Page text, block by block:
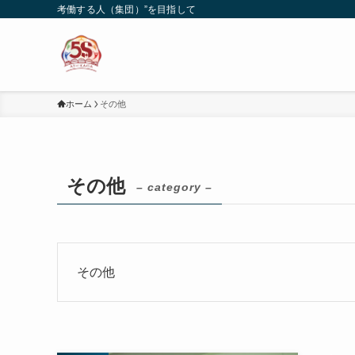
考働する人（集団）”を目指して
ホーム その他
その他 – category –
その他